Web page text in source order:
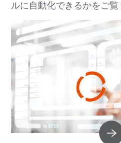
ルに自動化できるかをご覧